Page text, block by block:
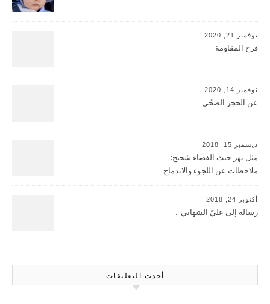
نوفمبر 21, 2020
فرح المقاومة
نوفمبر 14, 2020
عن الحجر الصحّي
ديسمبر 15, 2018
مثل نهر حيث الفضاء شحيح:
ملاحظات عن اللجوء والاندماج
أكتوبر 24, 2018
رسالة إلى عليّ الشهابي ..
أحدث التعليقات